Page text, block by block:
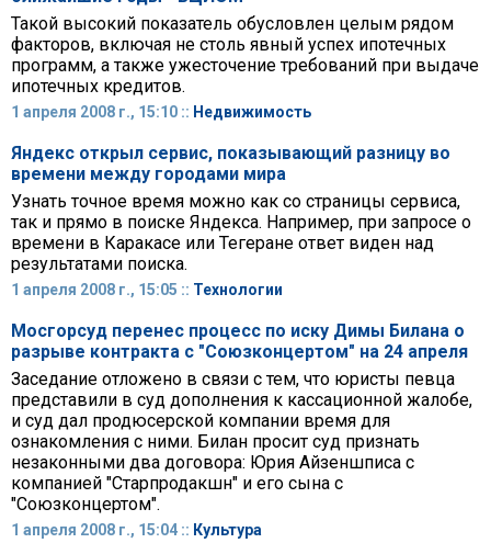
Такой высокий показатель обусловлен целым рядом
факторов, включая не столь явный успех ипотечных
программ, а также ужесточение требований при выдаче
ипотечных кредитов.
1 апреля 2008 г., 15:10 :: Недвижимость
Яндекс открыл сервис, показывающий разницу во
времени между городами мира
Узнать точное время можно как со страницы сервиса,
так и прямо в поиске Яндекса. Например, при запросе о
времени в Каракасе или Тегеране ответ виден над
результатами поиска.
1 апреля 2008 г., 15:05 :: Технологии
Мосгорсуд перенес процесс по иску Димы Билана о
разрыве контракта с "Союзконцертом" на 24 апреля
Заседание отложено в связи с тем, что юристы певца
представили в суд дополнения к кассационной жалобе,
и суд дал продюсерской компании время для
ознакомления с ними. Билан просит суд признать
незаконными два договора: Юрия Айзеншписа с
компанией "Старпродакшн" и его сына с
"Союзконцертом".
1 апреля 2008 г., 15:04 :: Культура